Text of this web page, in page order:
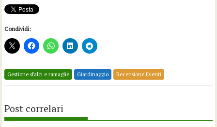
Condividi:
Gestione sfalci e ramaglie Giardinaggio Recensione Eventi
Post correlari